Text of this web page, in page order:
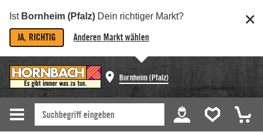
Ist Bornheim (Pfalz) Dein richtiger Markt?
JA, RICHTIG Anderen Markt wählen
Bornheim (Pfalz)